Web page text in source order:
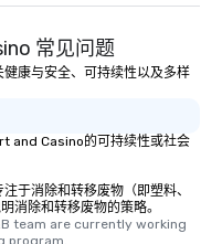
常见问题
康与安全、可持续性以及多样
and Casino的可持续性或社会
于消除和转移废物（即塑料、
消除和转移废物的策略。
team are currently working